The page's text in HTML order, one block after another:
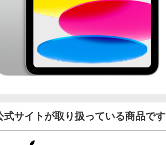
式サイトが取り扱っている商品です